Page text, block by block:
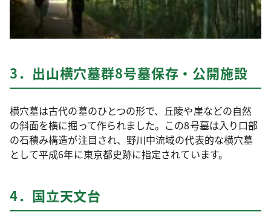
3．出山横穴墓群8号墓保存・公開施設
横穴墓は古代の墓のひとつの形で、丘陵や崖などの自然
の斜面を横に掘って作られました。この8号墓は入り口部
の石積み構造が注目され、野川中流域の代表的な横穴墓
として平成6年に東京都史跡に指定されています。
4．国立天文台